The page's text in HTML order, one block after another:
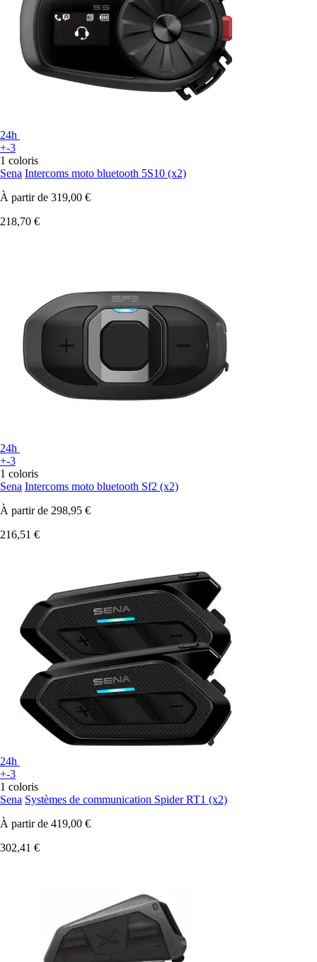
24h
+-3
1 coloris
Sena Intercoms moto bluetooth 5S10 (x2)
À partir de 319,00 €
218,70 €
24h
+-3
1 coloris
Sena Intercoms moto bluetooth Sf2 (x2)
À partir de 298,95 €
216,51 €
24h
+-3
1 coloris
Sena Systèmes de communication Spider RT1 (x2)
À partir de 419,00 €
302,41 €